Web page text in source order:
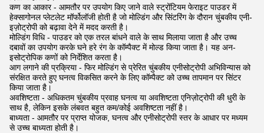
कण का आकार - आमतौर पर उपयोग किए जाने वाले स्ट्रोंटियम फेराइट पाउडर में
हेक्सागोनल प्लेटलेट मॉर्फोलॉजी होती है जो मोल्डिंग और सिंटरिंग के दौरान चुंबकीय एनी-
इज़ोट्रोपी को बढ़ावा देने में मदद करती है।
मोल्डिंग विधि - पाउडर को एक तरल बांधने वाले के साथ मिलाया जाता है और उच्च
दबावों का उपयोग करके घने हरे रंग के कॉम्पैक्ट में मोल्ड किया जाता है। यह अन-
इसोट्रोपिक कणों को निर्देशित करता है।
आग लगाने की प्रक्रिया - फिर मोल्डिंग से प्रेरित चुंबकीय एनीसोट्रोपी अभिविन्यास को
संरक्षित करते हुए घनत्व विकसित करने के लिए कॉम्पैक्ट को उच्च तापमान पर सिंटर
किया जाता है।
अवशिष्टता - अधिकतम चुंबकीय प्रवाह घनत्व या अवशिष्टता एनिज़ोट्रोपी की धुरी के
साथ है, लेकिन इसके लंबवत बहुत कम/कोई अवशिष्टता नहीं है।
बाध्यता - आमतौर पर प्राप्त योजक, घनत्व और एनीसोट्रोपी स्तर के आधार पर मध्यम
से उच्च बाध्यता होती है।